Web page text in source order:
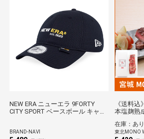
NEW ERA ニューエラ 9FORTY
CITY SPORT ベースボール キャッ
BRAND-NAVI
《送料
本塩麹熟
在庫：あり
東北MONO